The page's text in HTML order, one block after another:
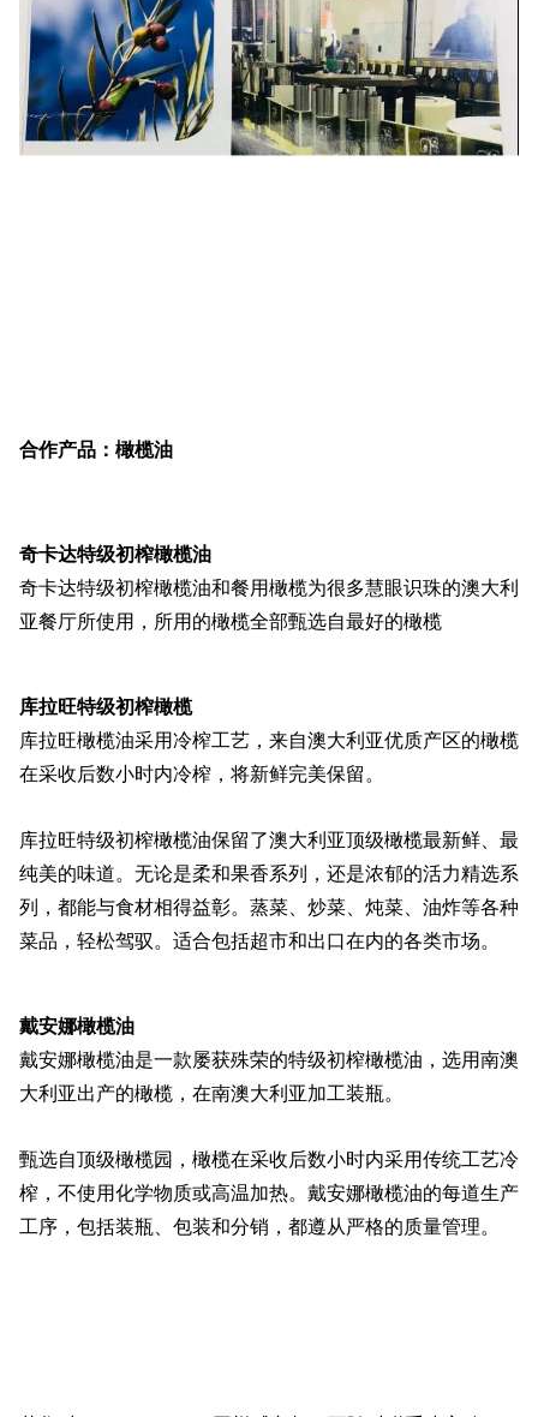
合作产品：橄榄油
奇卡达特级初榨橄榄油
奇卡达特级初榨橄榄油和餐用橄榄为很多慧眼识珠的澳大利
亚餐厅所使用，所用的橄榄全部甄选自最好的橄榄
库拉旺特级初榨橄榄
库拉旺橄榄油采用冷榨工艺，来自澳大利亚优质产区的橄榄
在采收后数小时内冷榨，将新鲜完美保留。
库拉旺特级初榨橄榄油保留了澳大利亚顶级橄榄最新鲜、最
纯美的味道。无论是柔和果香系列，还是浓郁的活力精选系
列，都能与食材相得益彰。蒸菜、炒菜、炖菜、油炸等各种
菜品，轻松驾驭。适合包括超市和出口在内的各类市场。
戴安娜橄榄油
戴安娜橄榄油是一款屡获殊荣的特级初榨橄榄油，选用南澳
大利亚出产的橄榄，在南澳大利亚加工装瓶。
甄选自顶级橄榄园，橄榄在采收后数小时内采用传统工艺冷
榨，不使用化学物质或高温加热。戴安娜橄榄油的每道生产
工序，包括装瓶、包装和分销，都遵从严格的质量管理。